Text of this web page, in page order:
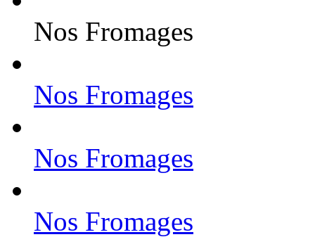
Nos Fromages
Nos Fromages
Nos Fromages
Nos Fromages